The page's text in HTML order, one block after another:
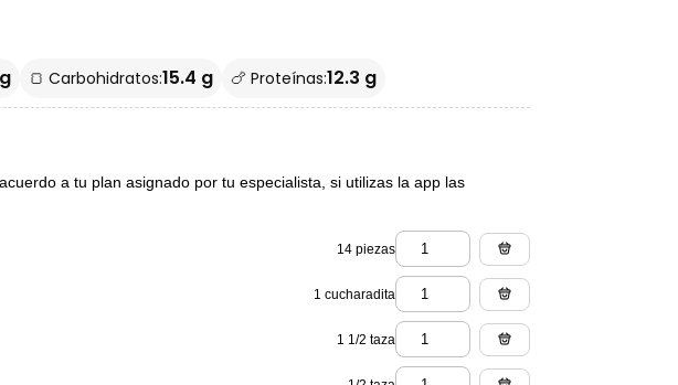
🍞 Carbohidratos:15.4 g 🍗 Proteínas:12.3 g
a tu plan asignado por tu especialista, si utilizas la app las
14 piezas
1 cucharadita
1 1/2 taza